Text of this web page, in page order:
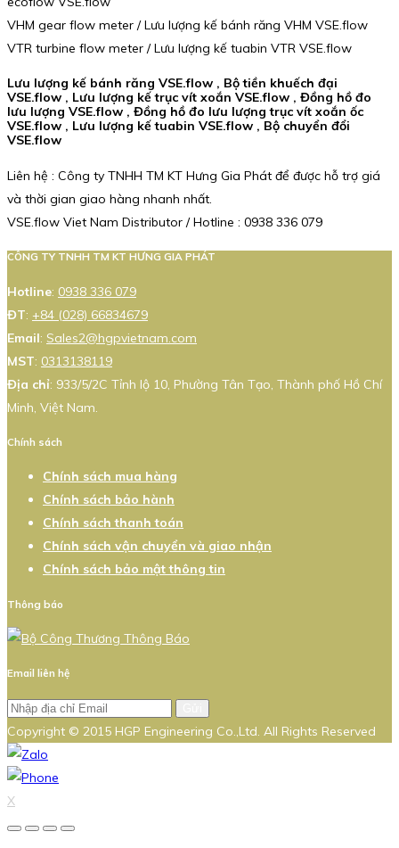
VHM gear flow meter / Lưu lượng kế bánh răng VHM VSE.flow
VTR turbine flow meter / Lưu lượng kế tuabin VTR VSE.flow
Lưu lượng kế bánh răng VSE.flow , Bộ tiền khuếch đại
VSE.flow , Lưu lượng kế trục vít xoắn VSE.flow , Đồng hồ đo
lưu lượng VSE.flow , Đồng hồ đo lưu lượng trục vít xoắn ốc
VSE.flow , Lưu lượng kế tuabin VSE.flow , Bộ chuyển đổi
VSE.flow
Liên hệ : Công ty TNHH TM KT Hưng Gia Phát để được hỗ trợ giá
và thời gian giao hàng nhanh nhất.
VSE.flow Viet Nam Distributor / Hotline : 0938 336 079
CÔNG TY TNHH TM KT HƯNG GIA PHÁT
Hotline: 0938 336 079
ĐT: +84 (028) 66834679
Email: Sales2@hgpvietnam.com
MST: 0313138119
Địa chỉ: 933/5/2C Tỉnh lộ 10, Phường Tân Tạo, Thành phố Hồ Chí
Minh, Việt Nam.
Chính sách
Chính sách mua hàng
Chính sách bảo hành
Chính sách thanh toán
Chính sách vận chuyển và giao nhận
Chính sách bảo mật thông tin
Thông báo
Email liên hệ
Copyright © 2015 HGP Engineering Co.,Ltd. All Rights Reserved
X